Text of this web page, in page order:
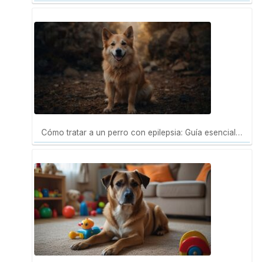
Cómo tratar a un perro con epilepsia: Guía esencial…